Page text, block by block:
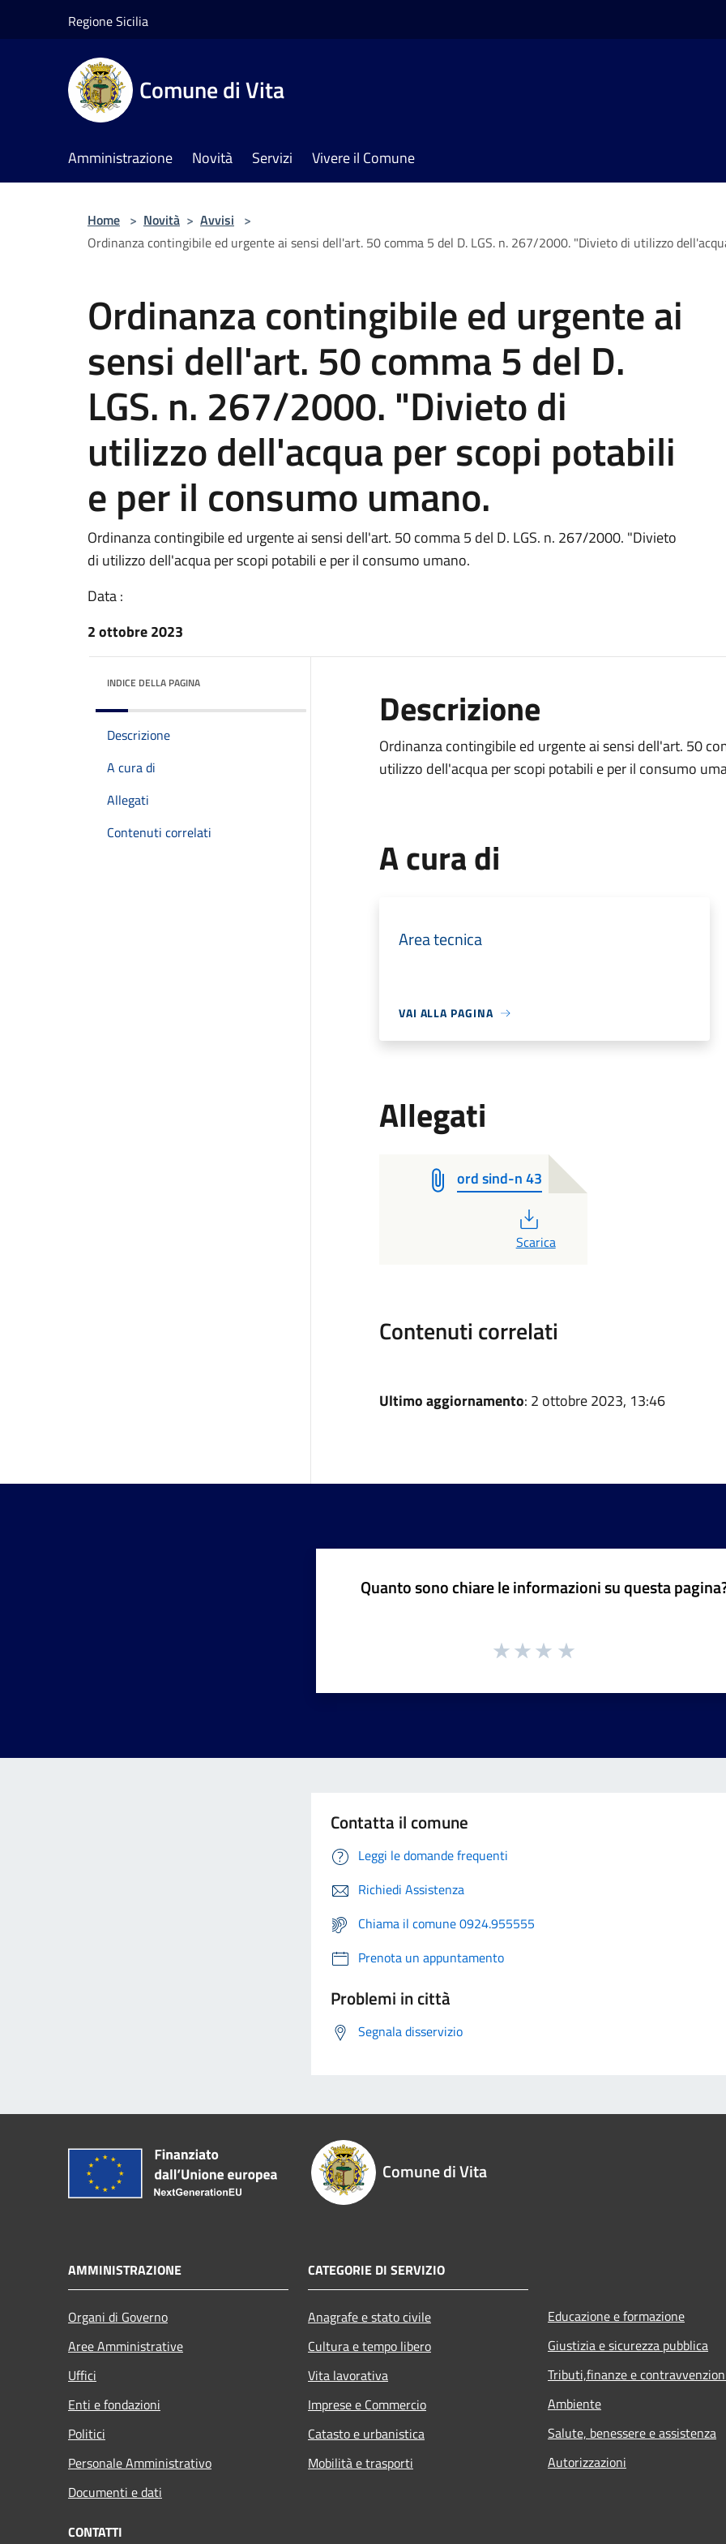
Regione Sicilia
Comune di Vita
Amministrazione Novità Servizi Vivere il Comune
Home > Novità > Avvisi >
Ordinanza contingibile ed urgente ai sensi dell'art. 50 comma 5 del D. LGS. n. 267/2000. "Divieto di utilizzo
Ordinanza contingibile ed urgente ai
sensi dell'art. 50 comma 5 del D.
LGS. n. 267/2000. "Divieto di
utilizzo dell'acqua per scopi potabili
e per il consumo umano.
Ordinanza contingibile ed urgente ai sensi dell'art. 50 comma 5 del D. LGS. n. 267/2000. "Divieto
di utilizzo dell'acqua per scopi potabili e per il consumo umano.
Data :
2 ottobre 2023
INDICE DELLA PAGINA
Descrizione
A cura di
Allegati
Contenuti correlati
Descrizione
Ordinanza contingibile ed urgente ai sensi dell'art. 50
utilizzo dell'acqua per scopi potabili e per il consumo
A cura di
Area tecnica
VAI ALLA PAGINA
Allegati
ord sind-n 43
PDF
Scarica
Contenuti correlati
Ultimo aggiornamento: 2 ottobre 2023, 13:46
Quanto sono chiare le informazioni su questa
Contatta il comune
Leggi le domande frequenti
Richiedi Assistenza
Chiama il comune 0924.955555
Prenota un appuntamento
Problemi in città
Segnala disservizio
Comune di Vita
AMMINISTRAZIONE
Organi di Governo
Aree Amministrative
Uffici
Enti e fondazioni
Politici
Personale Amministrativo
Documenti e dati
CATEGORIE DI SERVIZIO
Anagrafe e stato civile
Cultura e tempo libero
Vita lavorativa
Imprese e Commercio
Catasto e urbanistica
Mobilità e trasporti
Educazione e formazione
Giustizia e sicurezza pubblica
Tributi,finanze e
Ambiente
Salute, benessere e assistenza
Autorizzazioni
CONTATTI